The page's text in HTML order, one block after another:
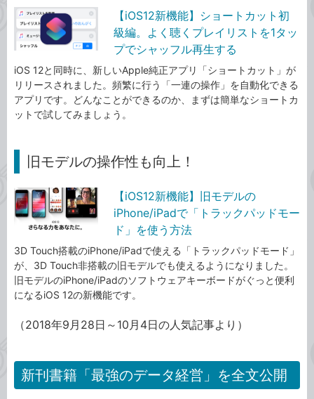
【iOS12新機能】ショートカット初
級編。よく聴くプレイリストを1タッ
プでシャッフル再生する
iOS 12と同時に、新しいApple純正アプリ「ショートカット」が
リリースされました。頻繁に行う「一連の操作」を自動化できる
アプリです。どんなことができるのか、まずは簡単なショートカ
ットで試してみましょう。
旧モデルの操作性も向上！
【iOS12新機能】旧モデルの
iPhone/iPadで「トラックパッドモー
ド」を使う方法
3D Touch搭載のiPhone/iPadで使える「トラックパッドモード」
が、3D Touch非搭載の旧モデルでも使えるようになりました。
旧モデルのiPhone/iPadのソフトウェアキーボードがぐっと便利
になるiOS 12の新機能です。
（2018年9月28日～10月4日の人気記事より）
新刊書籍「最強のデータ経営」を全文公開